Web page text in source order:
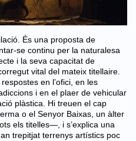
És una proposta de
se continu per la naturalesa
i la seva capacitat de
vital del mateix titellaire.
en l’ofici, en les
i en el plaer de vehicular
plàstica. Hi treuen el cap
o el Senyor Baixas, un àlter
els titelles—, i s’explica una
trepitjat terrenys artístics poc